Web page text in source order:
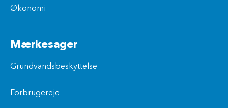
Økonomi
Mærkesager
Grundvandsbeskyttelse
Forbrugereje